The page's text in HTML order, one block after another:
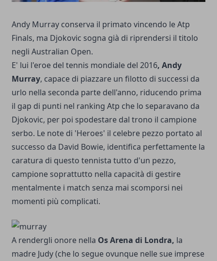
Andy Murray conserva il primato vincendo le Atp
Finals, ma Djokovic sogna già di riprendersi il titolo
negli Australian Open.
E' lui l'eroe del tennis mondiale del 2016, Andy
Murray, capace di piazzare un filotto di successi da
urlo nella seconda parte dell'anno, riducendo prima
il gap di punti nel ranking Atp che lo separavano da
Djokovic, per poi spodestare dal trono il campione
serbo. Le note di 'Heroes' il celebre pezzo portato al
successo da David Bowie, identifica perfettamente la
caratura di questo tennista tutto d'un pezzo,
campione soprattutto nella capacità di gestire
mentalmente i match senza mai scomporsi nei
momenti più complicati.
A rendergli onore nella Os Arena di Londra, la
madre Judy (che lo segue ovunque nelle sue imprese